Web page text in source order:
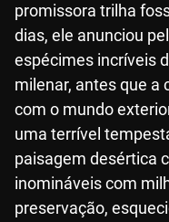
promissora trilha
dias, ele anunciou
espécimes incríveis
milenar, antes que a
com o mundo
uma terrível
paisagem desértica
inomináveis com
preservação,